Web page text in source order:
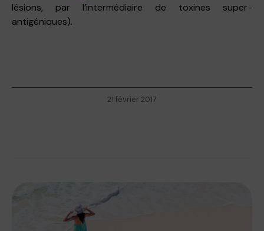
lésions, par l’intermédiaire de toxines super-
antigéniques).
21 février 2017